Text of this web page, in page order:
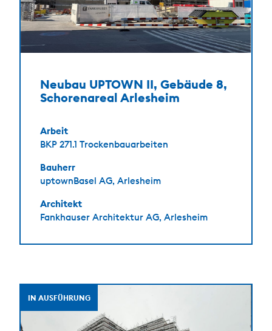
Neubau UPTOWN II, Gebäude 8,
Schorenareal Arlesheim
Arbeit
BKP 271.1 Trockenbauarbeiten
Bauherr
uptownBasel AG, Arlesheim
Architekt
Fankhauser Architektur AG, Arlesheim
IN AUSFÜHRUNG